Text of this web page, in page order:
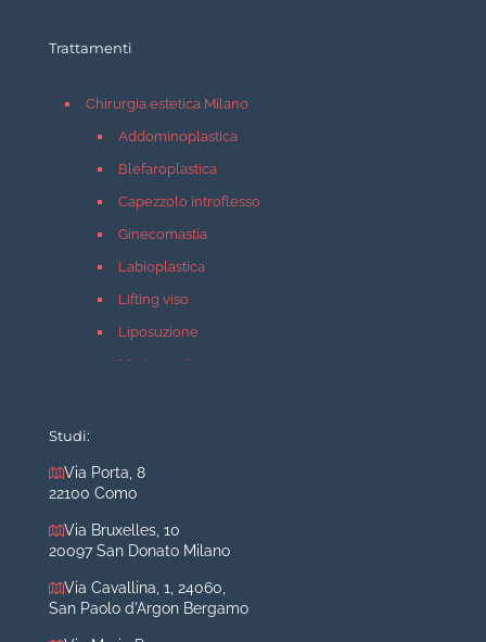
Trattamenti
Chirurgia estetica Milano
Addominoplastica
Blefaroplastica
Capezzolo introflesso
Ginecomastia
Labioplastica
Lifting viso
Liposuzione
Mastopessi
Rinoplastica
Medicina estetica Milano
Acido ialuronico viso
Aumento labbra
Studi:
Via Porta, 8
22100 Como
Via Bruxelles, 10
20097 San Donato Milano
Via Cavallina, 1, 24060,
San Paolo d'Argon Bergamo